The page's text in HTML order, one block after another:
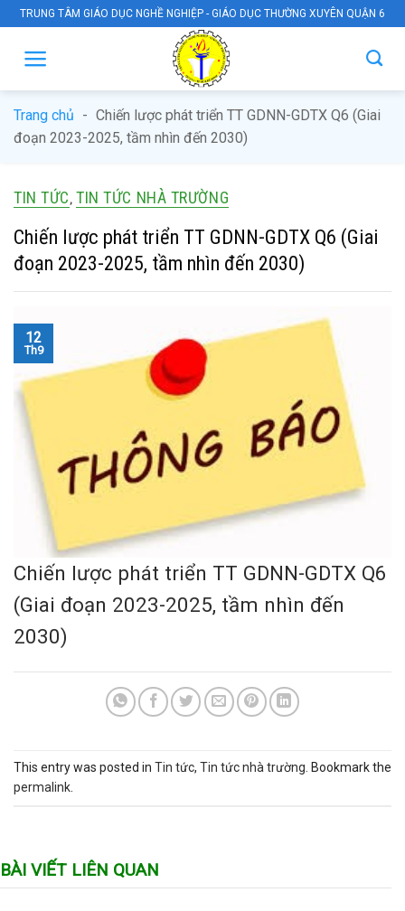
Skip
to
content
TRUNG TÂM GIÁO DỤC NGHỀ NGHIỆP - GIÁO DỤC THƯỜNG XUYÊN QUẬN 6
Trang chủ - Chiến lược phát triển TT GDNN-GDTX Q6 (Giai
đoạn 2023-2025, tầm nhìn đến 2030)
TIN TỨC , TIN TỨC NHÀ TRƯỜNG
Chiến lược phát triển TT GDNN-GDTX Q6 (Giai
đoạn 2023-2025, tầm nhìn đến 2030)
12
Th9
Chiến lược phát triển TT GDNN-GDTX Q6
(Giai đoạn 2023-2025, tầm nhìn đến
2030)
This entry was posted in Tin tức, Tin tức nhà trường . Bookmark the
permalink
BÀI VIẾT LIÊN QUAN